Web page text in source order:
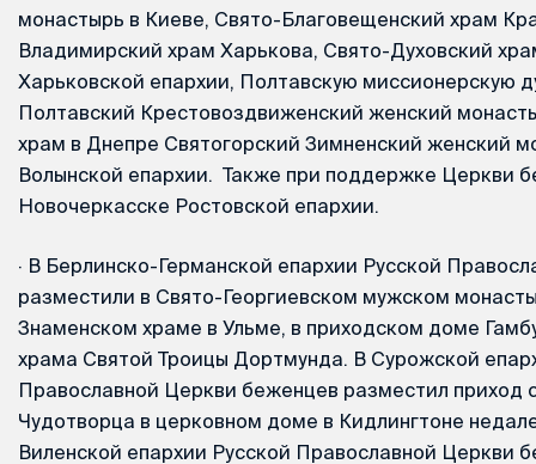
монастырь в Киеве, Свято-Благовещенский храм
Владимирский храм Харькова, Свято-Духовский
Харьковской епархии, Полтавскую миссионерскую
Полтавский Крестовоздвиженский женский
храм в Днепре Святогорский Зимненский женский
Волынской епархии. Также при поддержке Церкви
Новочеркасске Ростовской епархии.
· В Берлинско-Германской епархии Русской
разместили в Свято-Георгиевском мужском
Знаменском храме в Ульме, в приходском доме
храма Святой Троицы Дортмунда. В Сурожской
Православной Церкви беженцев разместил приход
Чудотворца в церковном доме в Кидлингтоне
Виленской епархии Русской Православной Церкви